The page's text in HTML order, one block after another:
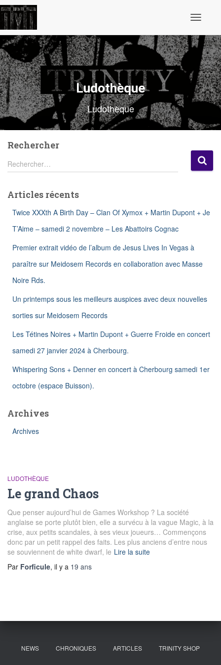
Ludothèque
Ludothèque
Rechercher
R
e
h
e
Rechercher…
Articles récents
Twice XXXth A Birth Day – Clan Of Xymox + Martin Dupont + Je
T’Aime – samedi 2 novembre – Les Abattoirs Cognac
Premier extrait vidéo de l’album de Jesus Lives In Vegas à
paraître sur Meidosem Records en collaboration avec Masse
Noire Rds.
Un printemps sous les meilleurs auspices avec deux nouvelles
sorties sur Meidosem Records
Les Tétines Noires + Martin Dupont + Guerre Froide en concert
samedi 27 janvier 2024 à Cherbourg.
Whispering Sons + Denner en concert à Cherbourg samedi 1er
octobre (espace Buisson).
Archives
Archives
LUDOTHÈQUE
Le grand Chaos
Que penser aujourd’hui de Games Workshop ? La société
anglaise se porte plutôt bien, elle a survécu à la vague Magic, à la
crise, aux petits scandales, à ses vieux joueurs… Commençons
donc par un petit rappel des faits. Les plus anciens d’entre nous
se souviennent de white dwarf, le Lire la suite
Par Forficule, il y a 19 ans
NEWS CHRONIQUES ARTICLES TRINITY SHOP